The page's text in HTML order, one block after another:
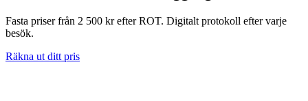
Fasta priser från 2 500 kr efter ROT. Digitalt protokoll efter varje
besök.
Räkna ut ditt pris